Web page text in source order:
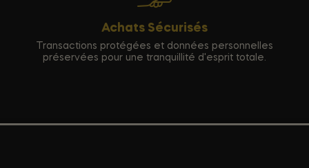
Achats Sécurisés
Transactions protégées et données personnelles
préservées pour une tranquillité d'esprit totale.